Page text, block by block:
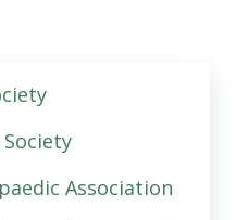
Association